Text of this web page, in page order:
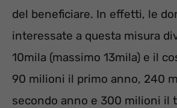
del beneficiare. In effetti, le
interessate a questa misura
10mila (massimo 13mila) e il
90 milioni il primo anno, 240
secondo anno e 300 milioni il